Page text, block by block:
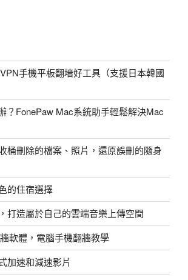
手機平板翻墻好工具（支援日本韓國
？FonePaw Mac系統助手輕鬆解決Mac
桶刪除的檔案、照片，還原誤刪的隨身
的住宿選擇
打造屬於自己的雲端音樂上傳空間
軟體，電腦手機翻牆教學
加速和減速影片